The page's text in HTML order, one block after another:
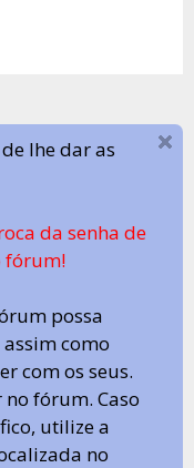
lhe dar as
da senha de
fórum!
possa
como
com os seus.
fórum. Caso
utilize a
no